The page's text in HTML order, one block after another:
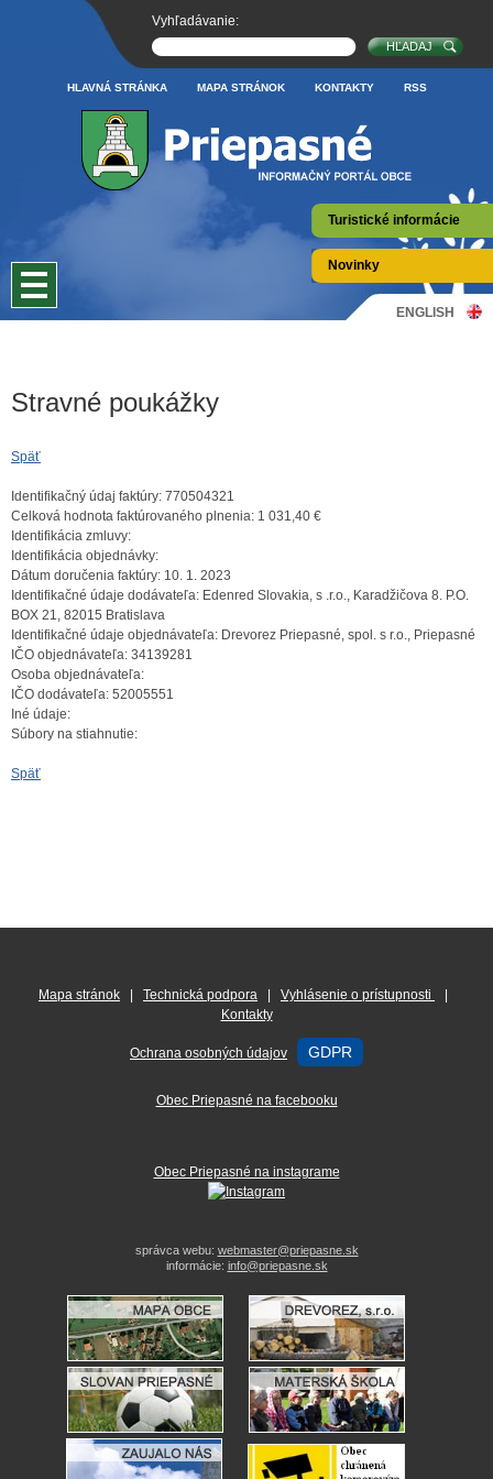
Turistické informácie
Novinky
HLAVNÁ STRÁNKA MAPA STRÁNOK KONTAKTY RSS
Vyhľadávanie:
ENGLISH
Stravné poukážky
Späť
Identifikačný údaj faktúry: 770504321
Celková hodnota faktúrovaného plnenia: 1 031,40 €
Identifikácia zmluvy:
Identifikácia objednávky:
Dátum doručenia faktúry: 10. 1. 2023
Identifikačné údaje dodávateľa: Edenred Slovakia, s .r.o., Karadžičova 8. P.O.
BOX 21, 82015 Bratislava
Identifikačné údaje objednávateľa: Drevorez Priepasné, spol. s r.o., Priepasné
IČO objednávateľa: 34139281
Osoba objednávateľa:
IČO dodávateľa: 52005551
Iné údaje:
Súbory na stiahnutie:
Späť
Mapa stránok Technická podpora Vyhlásenie o prístupnosti
Kontakty
Ochrana osobných údajov GDPR
Obec Priepasné na facebooku
Obec Priepasné na instagrame
správca webu: webmaster@priepasne.sk
informácie: info@priepasne.sk